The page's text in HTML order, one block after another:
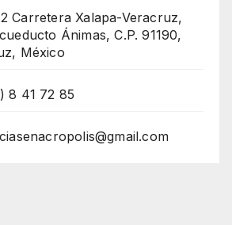
Carretera Xalapa-Veracruz,
Ánimas, C.P. 91190,
México
8 41 72 85